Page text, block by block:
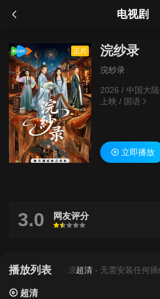
电视剧
正片 浣纱录
浣纱录
2026 / 中国大陆
上映 / 国语
立即播放
3.0 网友评分
很差
较差还行推荐力荐
播放列表
当前资源来源 超清- 无需安装任何插件
超清